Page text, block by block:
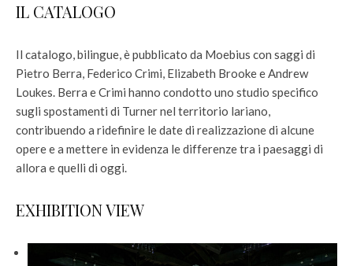
IL CATALOGO
Il catalogo, bilingue, è pubblicato da Moebius con saggi di
Pietro Berra, Federico Crimi, Elizabeth Brooke e Andrew
Loukes. Berra e Crimi hanno condotto uno studio specifico
sugli spostamenti di Turner nel territorio lariano,
contribuendo a ridefinire le date di realizzazione di alcune
opere e a mettere in evidenza le differenze tra i paesaggi di
allora e quelli di oggi.
EXHIBITION VIEW